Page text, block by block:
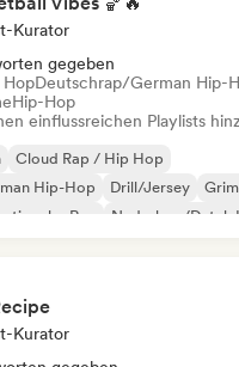
Kurator
gegeben
Deutschrap/German Hip-
Hip-Hop
einflussreichen Playlists
Cloud Rap / Hip Hop
Hip-Hop
Drill/Jersey
Rap Nederhop/Dutch
Kurator